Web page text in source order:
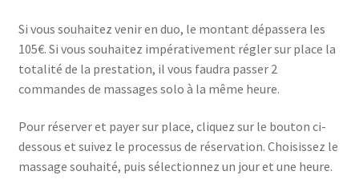
Si vous souhaitez venir en duo, le montant dépassera les
105€. Si vous souhaitez impérativement régler sur place la
totalité de la prestation, il vous faudra passer 2
commandes de massages solo à la même heure.
Pour réserver et payer sur place, cliquez sur le bouton ci-
dessous et suivez le processus de réservation. Choisissez le
massage souhaité, puis sélectionnez un jour et une heure.